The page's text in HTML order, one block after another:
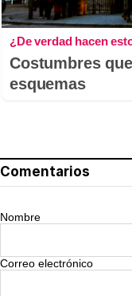
¿De verdad hacen
Costumbres
esquemas
Comentarios
Nombre
Correo electrónico